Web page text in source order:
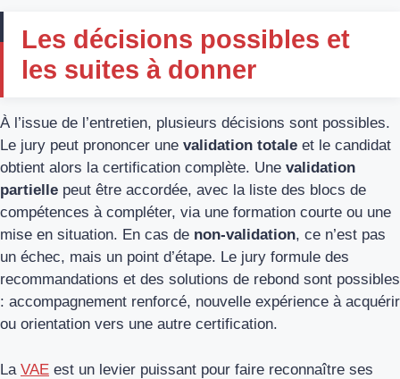
Les décisions possibles et
les suites à donner
À l’issue de l’entretien, plusieurs décisions sont possibles.
Le jury peut prononcer une validation totale et le candidat
obtient alors la certification complète. Une validation
partielle peut être accordée, avec la liste des blocs de
compétences à compléter, via une formation courte ou une
mise en situation. En cas de non-validation, ce n’est pas
un échec, mais un point d’étape. Le jury formule des
recommandations et des solutions de rebond sont possibles
: accompagnement renforcé, nouvelle expérience à acquérir
ou orientation vers une autre certification.
La VAE est un levier puissant pour faire reconnaître ses